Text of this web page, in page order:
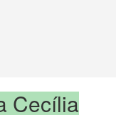
Cecília